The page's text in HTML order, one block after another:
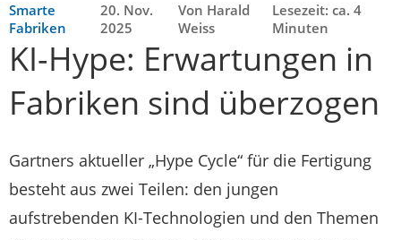
Smarte
Fabriken
20. Nov.
2025
Von Harald
Weiss
Lesezeit: ca. 4
Minuten
KI-Hype: Erwartungen in
Fabriken sind überzogen
Gartners aktueller „Hype Cycle“ für die Fertigung
besteht aus zwei Teilen: den jungen
aufstrebenden KI-Technologien und den Themen